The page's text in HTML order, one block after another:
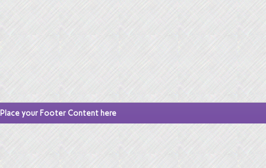
Place your Footer Content here